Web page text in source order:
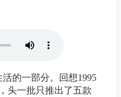
的一部分。回想1995
头一批只推出了五款